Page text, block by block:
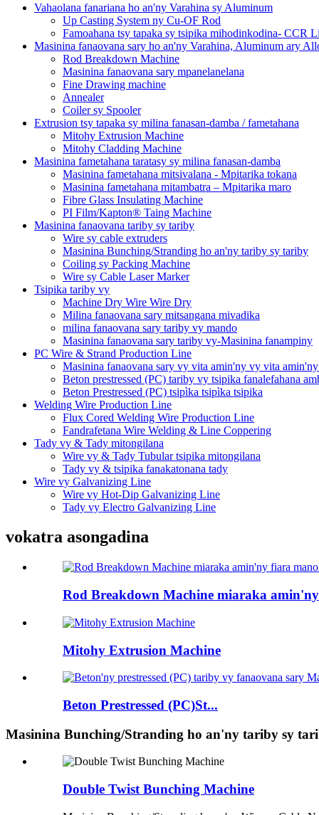
Vahaolana fanariana ho an'ny Varahina sy Aluminum
Up Casting System ny Cu-OF Rod
Famoahana tsy tapaka sy tsipika mihodinkodina- CCR
Masinina fanaovana sary ho an'ny Varahina, Aluminum ary
Rod Breakdown Machine
Masinina fanaovana sary mpanelanelana
Fine Drawing machine
Annealer
Coiler sy Spooler
Extrusion tsy tapaka sy milina fanasan-damba / fametahana
Mitohy Extrusion Machine
Mitohy Cladding Machine
Masinina fametahana taratasy sy milina fanasan-damba
Masinina fametahana mitsivalana - Mpitarika tokana
Masinina fametahana mitambatra – Mpitarika maro
Fibre Glass Insulating Machine
PI Film/Kapton® Taing Machine
Masinina fanaovana tariby sy tariby
Wire sy cable extruders
Masinina Bunching/Stranding ho an'ny tariby sy tariby
Coiling sy Packing Machine
Wire sy Cable Laser Marker
Tsipika tariby vy
Machine Dry Wire Wire Dry
Milina fanaovana sary mitsangana mivadika
milina fanaovana sary tariby vy mando
Masinina fanaovana sary tariby vy-Masinina fanampiny
PC Wire & Strand Production Line
Masinina fanaovana sary vy vita amin'ny vy vita
Beton prestressed (PC) tariby vy tsipika fanalefahana
Beton Prestressed (PC) tsipìka tsipìka tsipika
Welding Wire Production Line
Flux Cored Welding Wire Production Line
Fandrafetana Wire Welding & Line Coppering
Tady vy & Tady mitongilana
Wire vy & Tady Tubular tsipika mitongilana
Tady vy & tsipika fanakatonana tady
Wire vy Galvanizing Line
Wire vy Hot-Dip Galvanizing Line
Tady vy Electro Galvanizing Line
vokatra asongadina
Rod Breakdown Machine miaraka
Mitohy Extrusion Machine
Beton Prestressed (PC)St...
Masinina Bunching/Stranding ho an'ny tariby sy
Double Twist Bunching Machine